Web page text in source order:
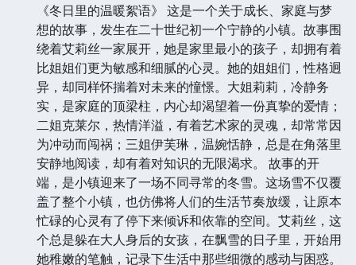
《冬日里的温暖絮语》 这是一个关于成长、家庭与梦
想的故事，发生在二十世纪初一个宁静的小镇。故事围
绕着艾莉丝一家展开，她是家里最小的孩子，却拥有着
比姐姐们更为敏感和细腻的心灵。她的姐姐们，性格迥
异，却同样怀揣着对未来的憧憬。大姐莉莉，冷静务
实，是家庭的顶梁柱，内心却渴望着一份真挚的爱情；
二姐克莱尔，热情洋溢，有着艺术家的灵魂，却常常因
为冲动而闯祸；三姐伊芙琳，温婉恬静，总是在角落里
安静地阅读，却有着对知识的无限渴求。 故事的开
端，是小镇迎来了一场不同寻常的冬雪。这场雪不仅覆
盖了整个小镇，也仿佛将人们的生活节奏放缓，让原本
忙碌的心灵有了停下来倾诉和依靠的空间。艾莉丝，这
个总是躲在大人身后的女孩，在飘雪的日子里，开始用
她稚嫩的笔触，记录下生活中那些细微的感动与困惑。